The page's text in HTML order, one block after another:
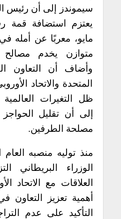
سيموندز إلى أن رئيس
يعتزم استضافة قمة
مايو، معربًا عن أمله
متوازن يخدم مصالح
وأضاف أن التعاون
المتحدة والاتحاد
ظل التغيرات العالمية
إلى أن تقليل
مصلحة الطرفين.
منذ توليه منصبه
الوزراء البريطاني
العلاقات مع الاتحاد
أهمية تعزيز
التأكيد على عدم